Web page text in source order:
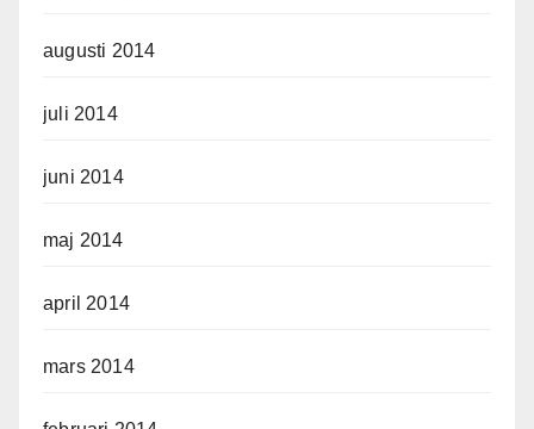
augusti 2014
juli 2014
juni 2014
maj 2014
april 2014
mars 2014